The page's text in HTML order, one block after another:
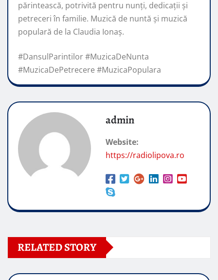
părintească, potrivită pentru nunți, dedicații și
petreceri în familie. Muzică de nuntă și muzică
populară de la Claudia Ionaș.
#DansulParintilor #MuzicaDeNunta
#MuzicaDePetrecere #MuzicaPopulara
admin
Website:
https://radiolipova.ro
RELATED STORY